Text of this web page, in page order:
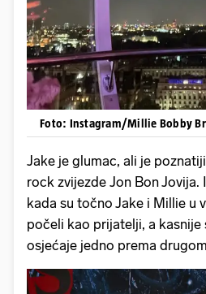
Foto: Instagram/Millie Bobby
Jake je glumac, ali je
rock zvijezde Jon Bon Jovija.
kada su točno Jake i Millie u
počeli kao prijatelji, a kasnije
osjećaje jedno prema